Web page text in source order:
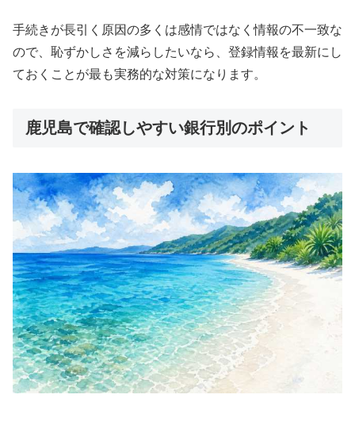
手続きが長引く原因の多くは感情ではなく情報の不一致な
ので、恥ずかしさを減らしたいなら、登録情報を最新にし
ておくことが最も実務的な対策になります。
鹿児島で確認しやすい銀行別のポイント